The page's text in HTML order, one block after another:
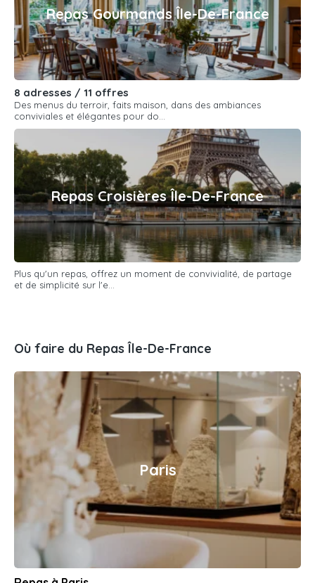
Repas Gourmands Île-De-France
8 adresses / 11 offres
Des menus du terroir, faits maison, dans des ambiances
conviviales et élégantes pour do...
Repas Croisières Île-De-France
Plus qu'un repas, offrez un moment de convivialité, de partage
et de simplicité sur l'e...
Où faire du Repas Île-De-France
Paris